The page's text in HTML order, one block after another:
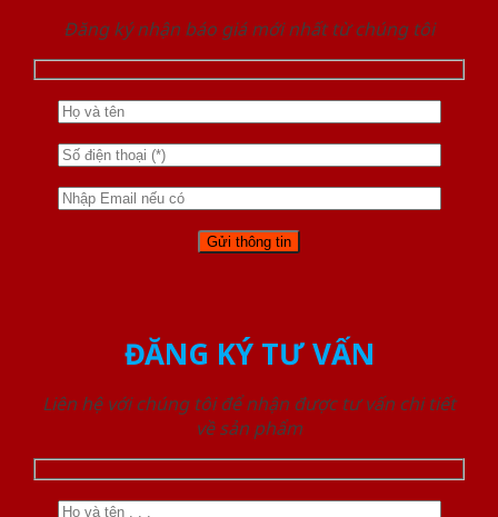
Đăng ký nhận báo giá mới nhất từ chúng tôi
ĐĂNG KÝ TƯ VẤN
Liên hệ với chúng tôi để nhận được tư vấn chi tiết
về sản phẩm